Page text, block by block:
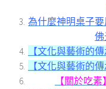
為什麼神明桌子
【文化與藝術的
【文化與藝術的
【關於吃